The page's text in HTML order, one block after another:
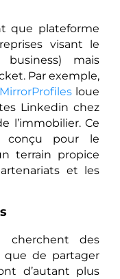
que plateforme
visant le
mais
Par exemple,
MirrorProfilesloue
Linkedin chez
l’immobilier. Ce
conçu pour le
terrain propice
et les
cherchent des
que de partager
d’autant plus